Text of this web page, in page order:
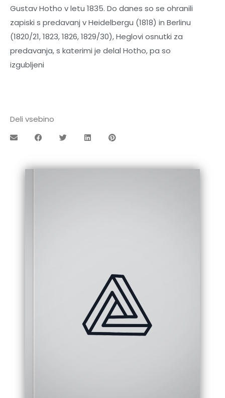
Gustav Hotho v letu 1835. Do danes so se ohranili
zapiski s predavanj v Heidelbergu (1818) in Berlinu
(1820/21, 1823, 1826, 1829/30), Heglovi osnutki za
predavanja, s katerimi je delal Hotho, pa so
izgubljeni
Deli vsebino